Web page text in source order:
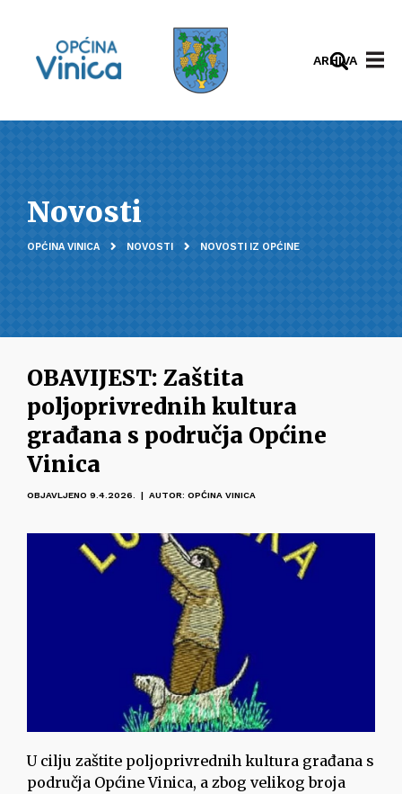
ARHIVA
Novosti
OPĆINA VINICA NOVOSTI NOVOSTI IZ OPĆINE
OBAVIJEST: Zaštita
poljoprivrednih kultura
građana s područja Općine
Vinica
OBJAVLJENO 9.4.2026. | AUTOR: OPĆINA VINICA
U cilju zaštite poljoprivrednih kultura građana s
područja Općine Vinica, a zbog velikog broja